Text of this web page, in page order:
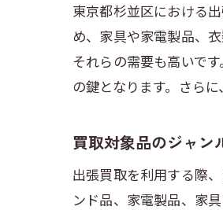
東京都杉並区における
め、家具や家電製品、
それらの需要も高いで
の鍵となります。さら
買取対象品のジャン
出張買取を利用する際
ンド品、家電製品、家